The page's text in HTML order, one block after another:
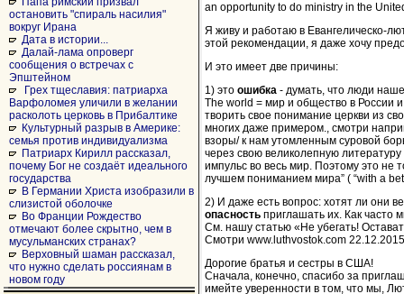
остановить "спираль насилия"
вокруг Ирана
Дата в истории...
Далай-лама опроверг
сообщения о встречах с
Эпштейном
Грех тщеславия: патриарха
Варфоломея уличили в желании
расколоть церковь в Прибалтике
Культурный разрыв в Америке:
семья против индивидуализма
Патриарх Кирилл рассказал,
почему Бог не создаёт идеального
государства
В Германии Христа изобразили в
слизистой оболочке
Во Франции Рождество
отмечают более скрытно, чем в
мусульманских странах?
Верховный шаман рассказал,
что нужно сделать россиянам в
новом году
an opportunity to do ministry in the
Я живу и работаю в Евангелическо-
этой рекомендации, я даже хочу
И это имеет две причины:
1) это ошибка - думать, что люди
The world = мир и общество в России
творить свое понимание церкви из
многих даже примером., смотри
взоры/ к нам утомленным суровой
через свою великолепную
импульс во весь мир. Поэтому это не
лучшем пониманием мира” ( “with a
2) И даже есть вопрос: хотят ли они
опасность приглашать их. Как часто
См. нашу статью «Не убегать!
Смотри www.luthvostok.com
Дорогие братья и сестры в США!
Сначала, конечно, спасибо за
имейте уверенности в том, что мы,